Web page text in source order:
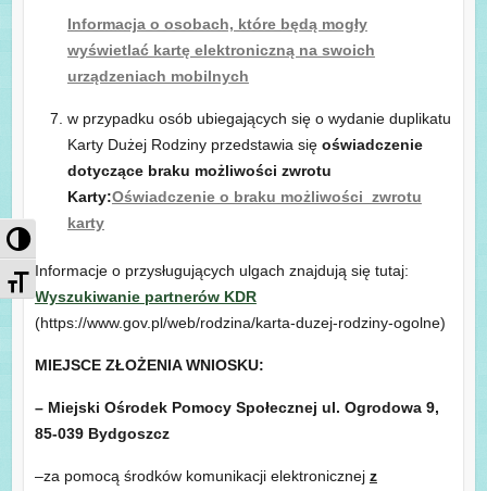
Przełącz wysoki kontrast
Zmień rozmiar czcionek
Informacja o osobach, które będą mogły
wyświetlać kartę elektroniczną na swoich
urządzeniach mobilnych
w przypadku osób ubiegających się o wydanie duplikatu
Karty Dużej Rodziny przedstawia się oświadczenie
dotyczące braku możliwości zwrotu
Karty:Oświadczenie o braku możliwości zwrotu
karty
Informacje o przysługujących ulgach znajdują się tutaj:
Wyszukiwanie partnerów KDR
(https://www.gov.pl/web/rodzina/karta-duzej-rodziny-ogolne)
MIEJSCE ZŁOŻENIA WNIOSKU:
– Miejski Ośrodek Pomocy Społecznej ul. Ogrodowa 9,
85-039 Bydgoszcz
–za pomocą środków komunikacji elektronicznej z